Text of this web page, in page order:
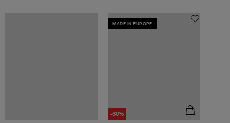
MADE IN EUROPE
-60%